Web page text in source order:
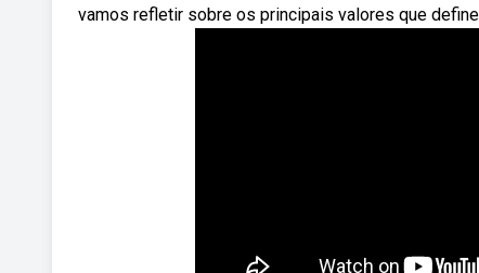
vamos refletir sobre os principais valores que